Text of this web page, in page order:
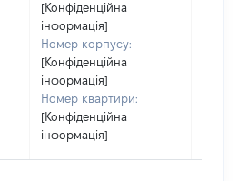
[Конфіденційна
інформація]
Номер корпусу:
[Конфіденційна
інформація]
Номер квартири:
[Конфіденційна
інформація]